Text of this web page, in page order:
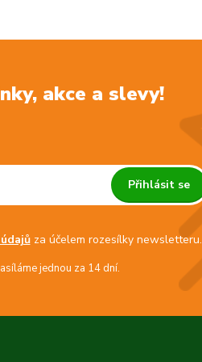
akce a slevy!
Přihlásit se
za účelem rozesílky newsletteru.
jednou za 14 dní.